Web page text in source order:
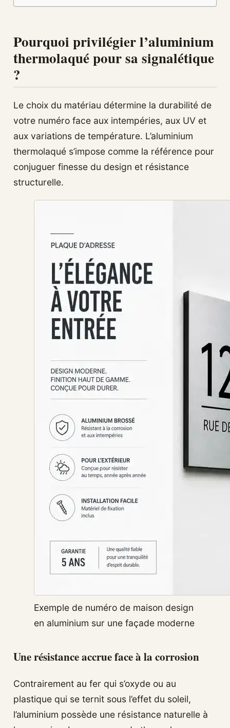
Pourquoi privilégier l’aluminium
thermolaqué pour sa signalétique
?
Le choix du matériau détermine la durabilité de
votre numéro face aux intempéries, aux UV et
aux variations de température. L’aluminium
thermolaqué s’impose comme la référence pour
conjuguer finesse du design et résistance
structurelle.
Exemple de numéro de maison design
en aluminium sur une façade moderne
Une résistance accrue face à la corrosion
Contrairement au fer qui s’oxyde ou au
plastique qui se ternit sous l’effet du soleil,
l’aluminium possède une résistance naturelle à